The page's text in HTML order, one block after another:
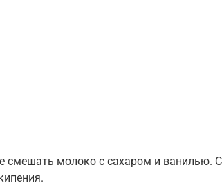
смешать молоко с сахаром и ванилью.